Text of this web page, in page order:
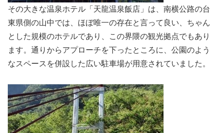
その大きな温泉ホテル「天龍温泉飯店」は、南横公路の台
東県側の山中では、ほぼ唯一の存在と言って良い、ちゃん
とした規模のホテルであり、この界隈の観光拠点でもあり
ます。通りからアプローチを下ったところに、公園のよう
なスペースを併設した広い駐車場が用意されていました。